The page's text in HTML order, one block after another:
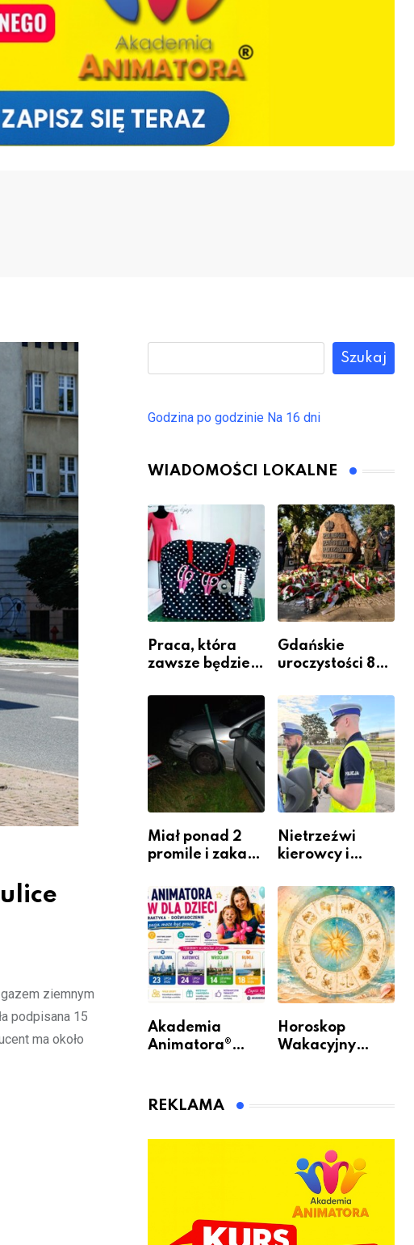
ziemnym
podpisana 15
ma około
Szukaj
Godzina po godzinie Na 16 dni
WIADOMOŚCI LOKALNE
Praca, która
zawsze będzie
krawiectwo
zawodem
przyszłości i
gdzie się go
nauczyć?
Gdańskie
uroczystości 82.
wybuchu
Powstania
Warszawskiego
Miał ponad 2
promile i zakaz
to wsiadł za
kierownicę w
Bolszewie i
uderzył w
ogrodzenie
Nietrzeźwi
kierowcy i
Rumi i gminie
Łęczyce
Akademia
Animatora®
jeden cel –
Horoskop
Wakacyjny
REKLAMA